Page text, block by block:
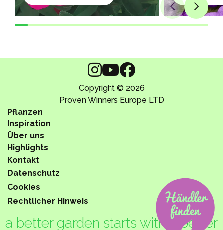
Copyright © 2026
Proven Winners Europe LTD
Pflanzen
Inspiration
Über uns
Datenschutz
Cookies
Rechtlicher Hinweis
Highlights
Kontakt
a better garden starts with a better